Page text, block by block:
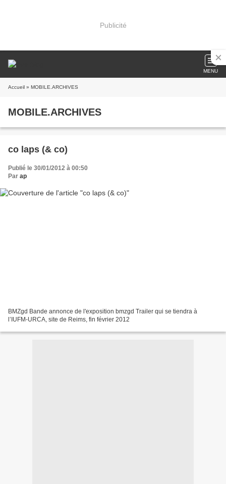
Publicité
MENU
Accueil » MOBILE.ARCHIVES
MOBILE.ARCHIVES
co laps (& co)
Publié le 30/01/2012 à 00:50
Par ap
BMZgd Bande annonce de l'exposition bmzgd Trailer qui se tiendra à
l’IUFM-URCA, site de Reims, fin février 2012